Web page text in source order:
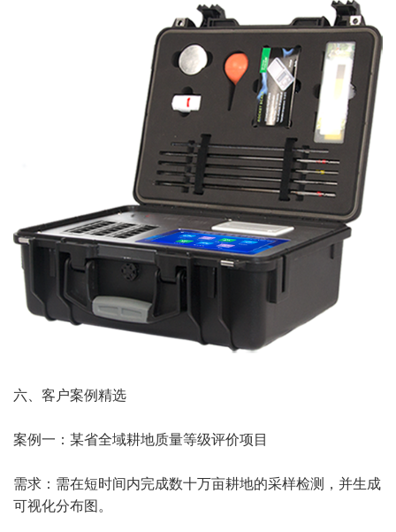
六、客户案例精选
案例一：某省全域耕地质量等级评价项目
需求：需在短时间内完成数十万亩耕地的采样检测，并生成
可视化分布图。